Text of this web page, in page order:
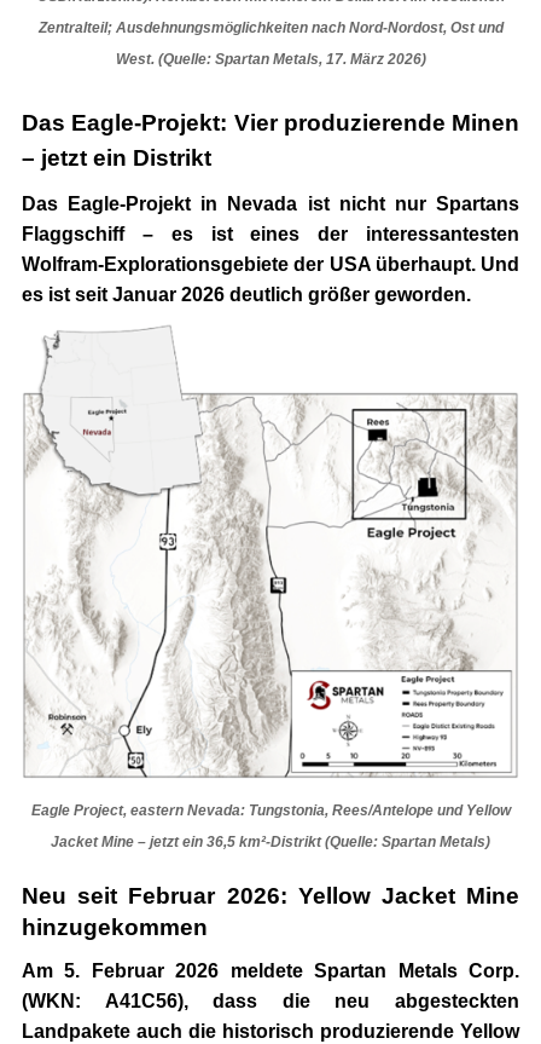
Zentralteil; Ausdehnungsmöglichkeiten nach Nord-Nordost, Ost und
West. (Quelle: Spartan Metals, 17. März 2026)
Das Eagle-Projekt: Vier produzierende Minen
– jetzt ein Distrikt
Das Eagle-Projekt in Nevada ist nicht nur Spartans
Flaggschiff – es ist eines der interessantesten
Wolfram-Explorationsgebiete der USA überhaupt. Und
es ist seit Januar 2026 deutlich größer geworden.
Eagle Project, eastern Nevada: Tungstonia, Rees/Antelope und Yellow
Jacket Mine – jetzt ein 36,5 km²-Distrikt (Quelle: Spartan Metals)
Neu seit Februar 2026: Yellow Jacket Mine
hinzugekommen
Am 5. Februar 2026 meldeteSpartan Metals Corp.
(WKN: A41C56), dass die neu abgesteckten
Landpakete auch die historisch produzierende Yellow